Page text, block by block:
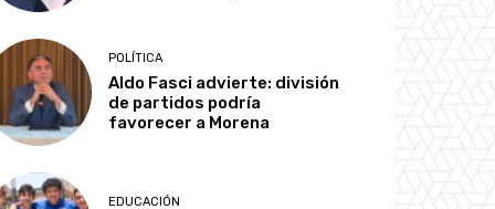
POLÍTICA
Aldo Fasci advierte: división
de partidos podría
favorecer a Morena
EDUCACIÓN